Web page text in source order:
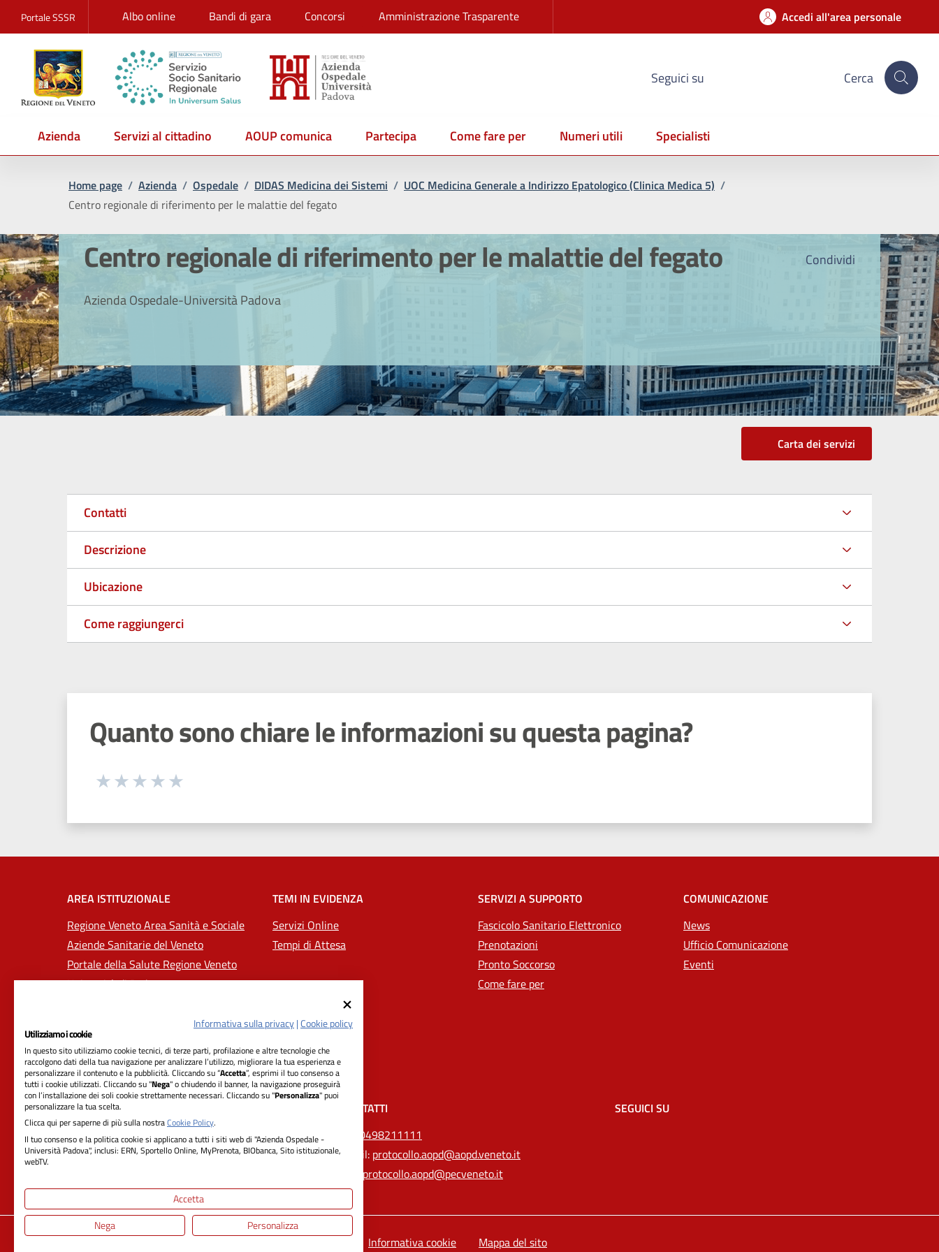
Portale SSSR Albo online Bandi di gara Concorsi Amministrazione Trasparente Accedi all'area personale
Seguici su Cerca
Azienda Servizi al cittadino AOUP comunica Partecipa Come fare per Numeri utili Specialisti
Home page / Azienda / Ospedale / DIDAS Medicina dei Sistemi / UOC Medicina Generale a Indirizzo Epatologico (Clinica Medica 5) /
Centro regionale di riferimento per le malattie del fegato
Condividi
Centro regionale di riferimento per le malattie del fegato
Azienda Ospedale-Università Padova
Carta dei servizi
Contatti
Descrizione
Ubicazione
Come raggiungerci
Quanto sono chiare le informazioni su questa pagina?
Seleziona una valutazione da 1 a 5 stelle
AREA ISTITUZIONALE
Regione Veneto Area Sanità e Sociale
Aziende Sanitarie del Veneto
Portale della Salute Regione Veneto
Università di Padova
TEMI IN EVIDENZA
Servizi Online
Tempi di Attesa
SERVIZI A SUPPORTO
Fascicolo Sanitario Elettronico
Prenotazioni
Pronto Soccorso
Come fare per
COMUNICAZIONE
News
Ufficio Comunicazione
Eventi
RIFERIMENTI
Azienda Ospedale-Università Padova
Sede Legale:
Cod. ISTAT 050901 - Cod. Fisc. 00349040287
CONTATTI
0498211111
Email: protocollo.aopd@aopd.veneto.it
protocollo.aopd@pecveneto.it
SEGUICI SU
Informativa cookie Mappa del sito
Informativa sulla privacy|Cookie policy
Utilizziamo i cookie
In questo sito utilizziamo cookie tecnici, di terze parti, profilazione e altre tecnologie che
raccolgono dati della tua navigazione per analizzare l’utilizzo, migliorare la tua esperienza e
personalizzare il contenuto e la pubblicità. Cliccando su “Accetta”, esprimi il tuo consenso a
tutti i cookie utilizzati. Cliccando su "Nega" o chiudendo il banner, la navigazione proseguirà
con l’installazione dei soli cookie strettamente necessari. Cliccando su "Personalizza" puoi
personalizzare la tua scelta.
Clicca qui per saperne di più sulla nostraCookie Policy.
Il tuo consenso e la politica cookie si applicano a tutti i siti web di "Azienda Ospedale -
Università Padova", inclusi: ERN, Sportello Online, MyPrenota, BIObanca, Sito istituzionale,
webTV.
Accetta
Nega
Personalizza